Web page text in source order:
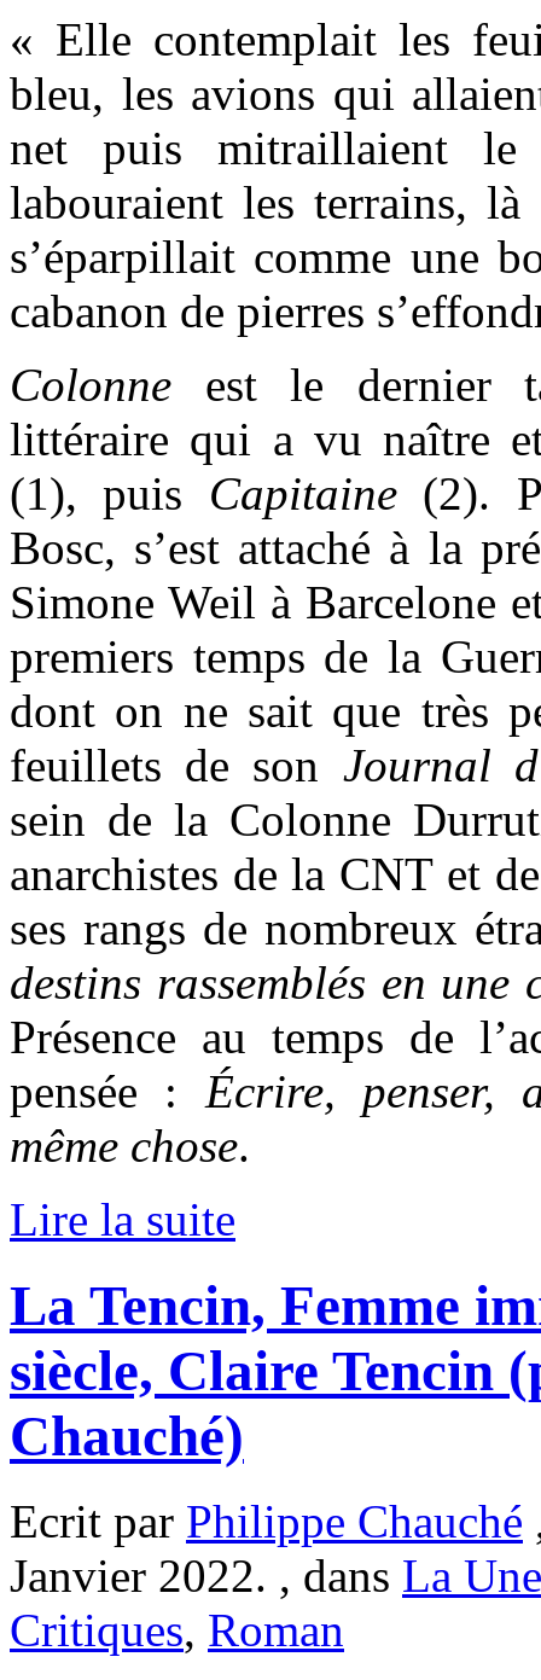
« Elle contemplait les
bleu, les avions qui
net puis mitraillaient le
labouraient les terrains,
s’éparpillait comme une
cabanon de pierres
Colonne est le dernier
littéraire qui a vu naître
(1), puis Capitaine (2).
Bosc, s’est attaché à la
Simone Weil à Barcelone
premiers temps de la
dont on ne sait que très
feuillets de son Journal
sein de la Colonne
anarchistes de la CNT et
ses rangs de nombreux
destins rassemblés en une
Présence au temps de
pensée : Écrire, penser,
même chose.
Lire la suite
La Tencin, Femme
siècle, Claire Tencin
Chauché)
Ecrit par Philippe Chauché
Janvier 2022. , dans La
Critiques, Roman